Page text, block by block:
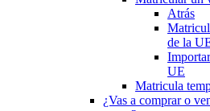
Atrás
de la
UE
Matricula
¿Vas a comprar o